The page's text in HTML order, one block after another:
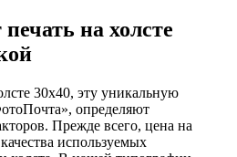
на холсте
30х40, эту уникальную
определяют
Прежде всего, цена на
используемых